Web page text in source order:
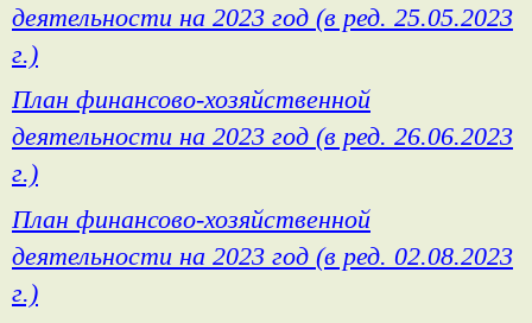
деятельности на 2023 год (в ред. 25.05.2023
г.)
План финансово-хозяйственной
деятельности на 2023 год (в ред. 26.06.2023
г.)
План финансово-хозяйственной
деятельности на 2023 год (в ред. 02.08.2023
г.)